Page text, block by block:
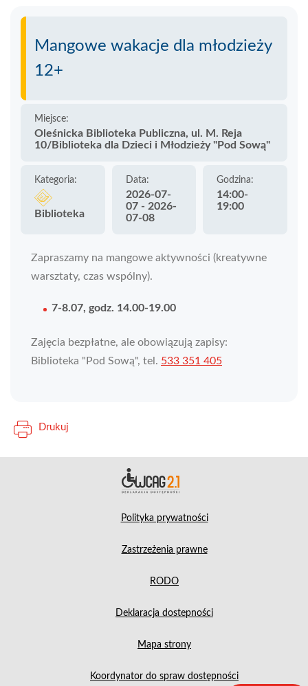
Mangowe wakacje dla młodzieży
12+
Miejsce:
Oleśnicka Biblioteka Publiczna, ul. M. Reja
10/Biblioteka dla Dzieci i Młodzieży "Pod Sową"
Kategoria:
Biblioteka
Data:
2026-07-
07 - 2026-
07-08
Godzina:
14:00-
19:00
Zapraszamy na mangowe aktywności (kreatywne
warsztaty, czas wspólny).
7-8.07, godz. 14.00-19.00
Zajęcia bezpłatne, ale obowiązują zapisy:
Biblioteka "Pod Sową", tel. 533 351 405
Drukuj
Polityka prywatności
Zastrzeżenia prawne
RODO
Deklaracja dostepności
Mapa strony
Koordynator do spraw dostępności